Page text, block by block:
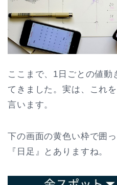
ここまで、1日ごとの値動
てきました。実は、これを
言います。
下の画面の黄色い枠で囲
『日足』とありますね。